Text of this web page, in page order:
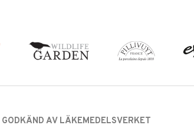
GODKÄND AV LÄKEMEDELSVERKET